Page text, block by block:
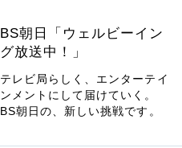
BS朝日「ウェルビーイン
グ放送中！」
テレビ局らしく、エンターテイ
ンメントにして届けていく。
BS朝日の、新しい挑戦です。